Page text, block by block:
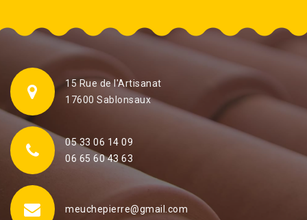
15 Rue de l'Artisanat
17600 Sablonsaux
05 33 06 14 09
06 65 60 43 63
meuchepierre@gmail.com